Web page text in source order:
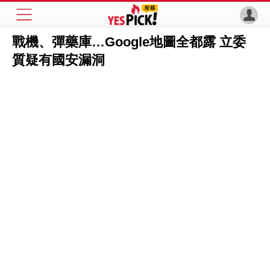
戰機、彈藥庫…Google地圖全都露 立委
質疑有國安漏洞